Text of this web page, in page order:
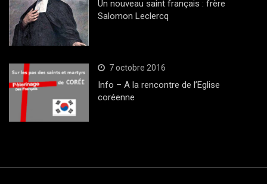
Un nouveau saint français : frère
Salomon Leclercq
7 octobre 2016
Info – A la rencontre de l’Eglise
coréenne